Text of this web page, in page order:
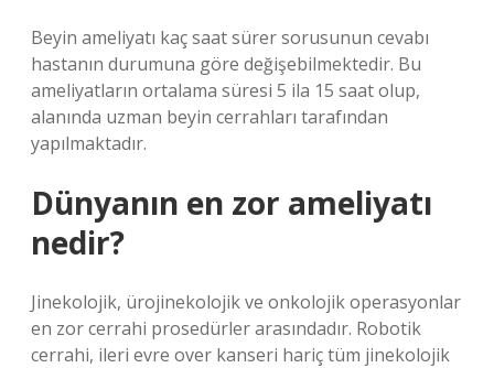
Beyin ameliyatı kaç saat sürer sorusunun cevabı
hastanın durumuna göre değişebilmektedir. Bu
ameliyatların ortalama süresi 5 ila 15 saat olup,
alanında uzman beyin cerrahları tarafından
yapılmaktadır.
Dünyanın en zor ameliyatı
nedir?
Jinekolojik, ürojinekolojik ve onkolojik operasyonlar
en zor cerrahi prosedürler arasındadır. Robotik
cerrahi, ileri evre over kanseri hariç tüm jinekolojik